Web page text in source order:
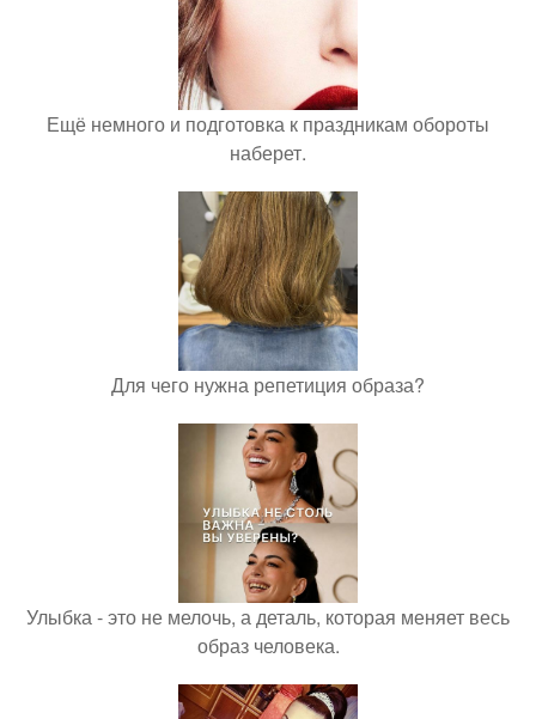
Ещё немного и подготовка к праздникам обороты
наберет.
Для чего нужна репетиция образа?
Улыбка - это не мелочь, а деталь, которая меняет весь
образ человека.